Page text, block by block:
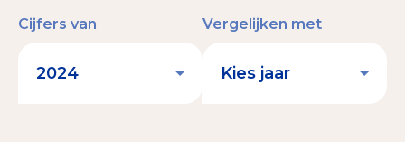
Cijfers van Vergelijken met